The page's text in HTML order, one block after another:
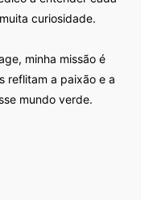
curiosidade.
minha missão é
reflitam a paixão e a
mundo verde.